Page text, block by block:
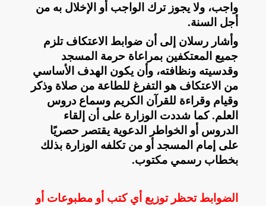
واجب، ولا يجوز ترك الواجب أو الإخلال به من
أجل السنة.
وأشار رسلان إلى أن ضوابط الاعتكاف تلزم
جميع المعتكفين بمراعاة حرمة المسجد
وقدسيته ونظافته، وأن يكون الهدف الأساسي
من الاعتكاف هو التفرغ للطاعة من صلاة وذكر
وقيام وقراءة للقرآن الكريم وسماع دروس
العلم. كما شددت الوزارة على أن إلقاء
الدروس أو الخواطر الدعوية يقتصر حصريًا
على إمام المسجد أو من تكلفه الوزارة بذلك
بخطاب رسمي مكتوب.
الضوابط تحظر توزيع أي كتب أو مطبوعات أو